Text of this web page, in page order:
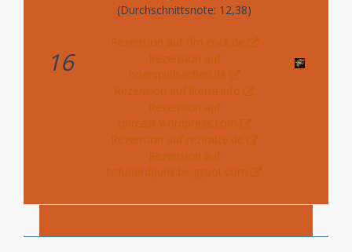
16
(Durchschnittsnote: 12,38)
Rezension auf ffm-rock.de
Rezension auf
hoerspielsachen.de
Rezension auf literra.info
Rezension auf
ohrcast.wordpress.com
Rezension auf reziratte.de
Rezension auf
tofunerdpunk.blogspot.com